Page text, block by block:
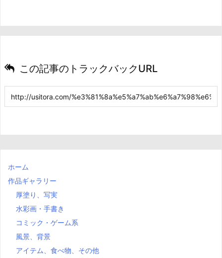
この記事のトラックバックURL
ホーム
作品ギャラリー
厚塗り、写実
水彩画・手書き
コミック・ゲーム系
風景、背景
アイテム、食べ物、その他